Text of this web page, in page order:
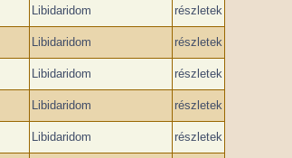
Libidaridom részletek
Libidaridom részletek
Libidaridom részletek
Libidaridom részletek
Libidaridom
részletek